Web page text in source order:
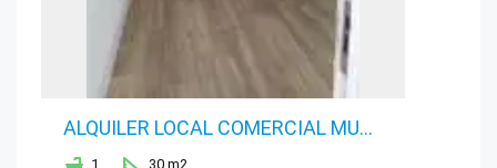
ALQUILER LOCAL COMERCIAL MUY CENTRICO
1 30 m2